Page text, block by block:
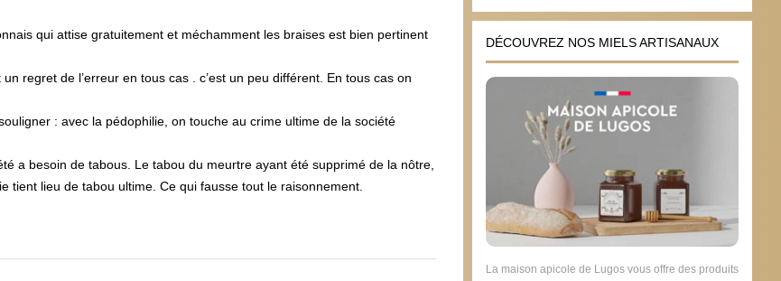
qui attise gratuitement et méchamment les braises est bien pertinent
regret de l’erreur en tous cas . c’est un peu différent. En tous cas on
: avec la pédophilie, on touche au crime ultime de la société
a besoin de tabous. Le tabou du meurtre ayant été supprimé de la nôtre,
tient lieu de tabou ultime. Ce qui fausse tout le raisonnement.
DÉCOUVREZ NOS MIELS ARTISANAUX
La maison apicole de Lugos vous offre des produits